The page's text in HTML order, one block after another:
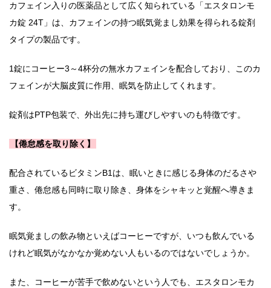
カフェイン入りの医薬品として広く知られている「エスタロンモ
カ錠 24T」は、カフェインの持つ眠気覚まし効果を得られる錠剤
タイプの製品です。
1錠にコーヒー3～4杯分の無水カフェインを配合しており、このカ
フェインが大脳皮質に作用、眠気を防止してくれます。
錠剤はPTP包装で、外出先に持ち運びしやすいのも特徴です。
【倦怠感を取り除く】
配合されているビタミンB1は、眠いときに感じる身体のだるさや
重さ、倦怠感も同時に取り除き、身体をシャキッと覚醒へ導きま
す。
眠気覚ましの飲み物といえばコーヒーですが、いつも飲んでいる
けれど眠気がなかなか覚めない人もいるのではないでしょうか。
また、コーヒーが苦手で飲めないという人でも、エスタロンモカ